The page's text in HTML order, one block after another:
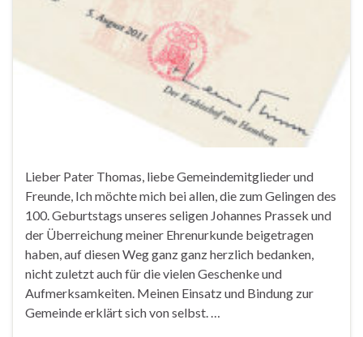
Lieber Pater Thomas, liebe Gemeindemitglieder und
Freunde, Ich möchte mich bei allen, die zum Gelingen des
100. Geburtstags unseres seligen Johannes Prassek und
der Überreichung meiner Ehrenurkunde beigetragen
haben, auf diesen Weg ganz ganz herzlich bedanken,
nicht zuletzt auch für die vielen Geschenke und
Aufmerksamkeiten. Meinen Einsatz und Bindung zur
Gemeinde erklärt sich von selbst. …